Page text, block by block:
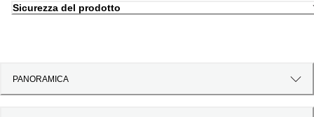
Sicurezza del prodotto
PANORAMICA